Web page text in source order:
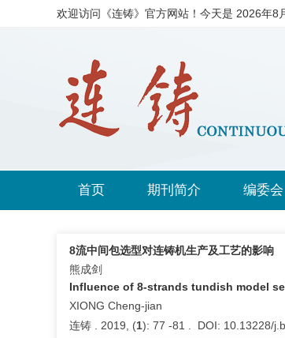
欢迎访问《连铸》官方网站！今天是 2026年8
首页 期刊简介 编委会
8流中间包选型对连铸机生产及工艺的影响
熊成剑
Influence of 8-strands tundish model
XIONG Cheng-jian
连铸 . 2019, (1): 77 -81 . DOI: 10.13228/